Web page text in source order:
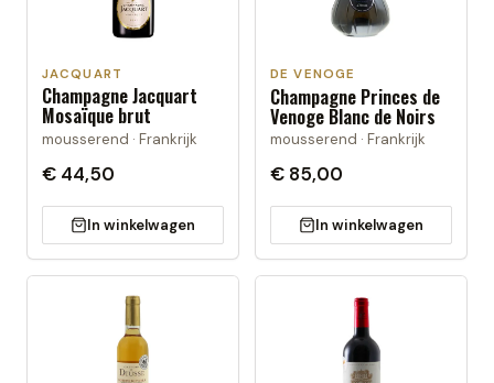
JACQUART
Champagne Jacquart
Mosaïque brut
mousserend · Frankrijk
€ 44,50
In winkelwagen
DE VENOGE
Champagne Princes de
Venoge Blanc de Noirs
mousserend · Frankrijk
€ 85,00
In winkelwagen